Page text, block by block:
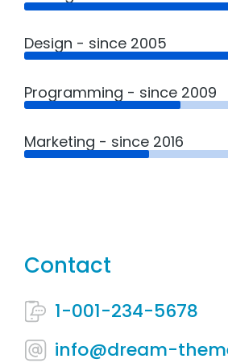
Design - since 2005
Programming - since 2009
Marketing - since 2016
Contact
1-001-234-5678
info@dream-